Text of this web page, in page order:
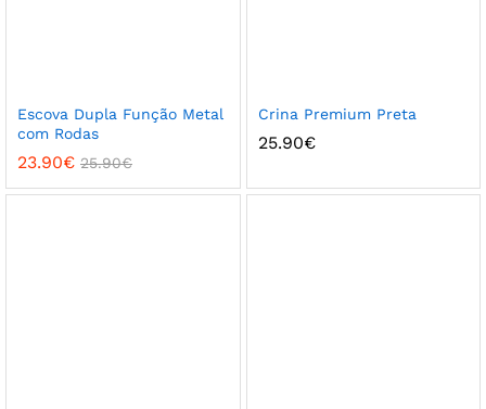
Escova Dupla Função Metal
com Rodas
23.90€ 25.90€
Crina Premium Preta
25.90€